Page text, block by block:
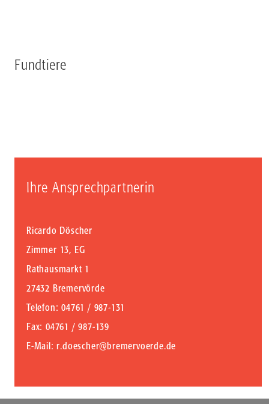
Fundtiere
Ihre Ansprechpartnerin
Ricardo Döscher
Zimmer 13, EG
Rathausmarkt 1
27432 Bremervörde
Telefon: 04761 / 987-131
Fax: 04761 / 987-139
E-Mail:r.doescher@bremervoerde.de